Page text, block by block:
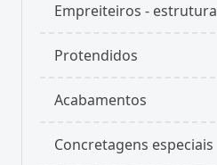
Empreiteiros - estrutura
Protendidos
Acabamentos
Concretagens especiais